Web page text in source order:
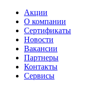
Акции
О компании
Сертификаты
Новости
Вакансии
Партнеры
Контакты
Сервисы